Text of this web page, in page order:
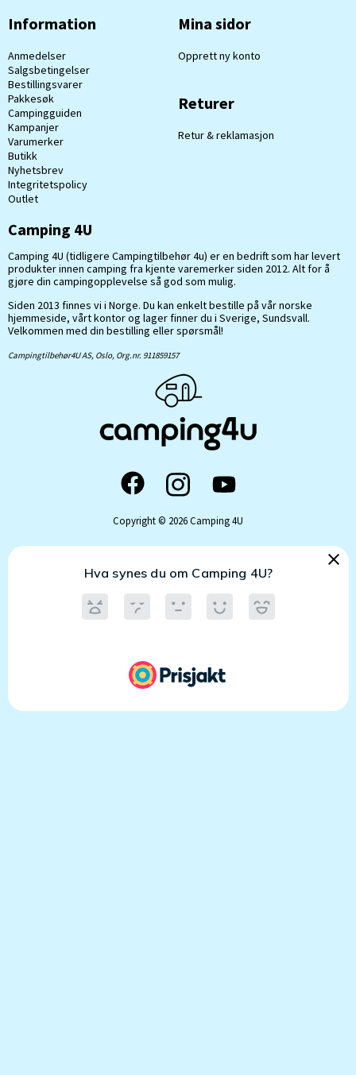
Information
Anmedelser
Salgsbetingelser
Bestillingsvarer
Pakkesøk
Campingguiden
Kampanjer
Varumerker
Butikk
Nyhetsbrev
Integritetspolicy
Outlet
Mina sidor
Opprett ny konto
Returer
Retur & reklamasjon
Camping 4U
Camping 4U (tidligere Campingtilbehør 4u) er en bedrift som har levert
produkter innen camping fra kjente varemerker siden 2012. Alt for å
gjøre din campingopplevelse så god som mulig.
Siden 2013 finnes vi i Norge. Du kan enkelt bestille på vår norske
hjemmeside, vårt kontor og lager finner du i Sverige, Sundsvall.
Velkommen med din bestilling eller spørsmål!
Campingtilbehør4U AS, Oslo, Org.nr. 911859157
Copyright © 2026 Camping 4U